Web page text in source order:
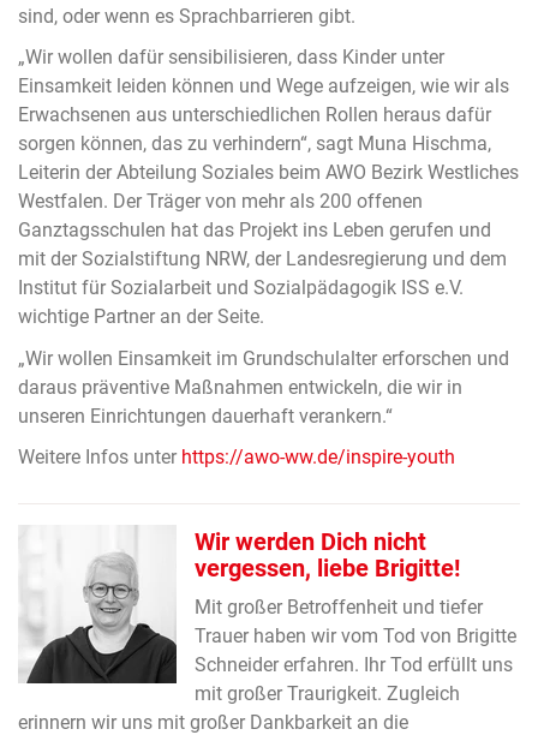
sind, oder wenn es Sprachbarrieren gibt.
„Wir wollen dafür sensibilisieren, dass Kinder unter
Einsamkeit leiden können und Wege aufzeigen, wie wir als
Erwachsenen aus unterschiedlichen Rollen heraus dafür
sorgen können, das zu verhindern“, sagt Muna Hischma,
Leiterin der Abteilung Soziales beim AWO Bezirk Westliches
Westfalen. Der Träger von mehr als 200 offenen
Ganztagsschulen hat das Projekt ins Leben gerufen und
mit der Sozialstiftung NRW, der Landesregierung und dem
Institut für Sozialarbeit und Sozialpädagogik ISS e.V.
wichtige Partner an der Seite.
„Wir wollen Einsamkeit im Grundschulalter erforschen und
daraus präventive Maßnahmen entwickeln, die wir in
unseren Einrichtungen dauerhaft verankern.“
Weitere Infos unter https://awo-ww.de/inspire-youth
Wir werden Dich nicht
vergessen, liebe Brigitte!
Mit großer Betroffenheit und tiefer
Trauer haben wir vom Tod von Brigitte
Schneider erfahren. Ihr Tod erfüllt uns
mit großer Traurigkeit. Zugleich
erinnern wir uns mit großer Dankbarkeit an die